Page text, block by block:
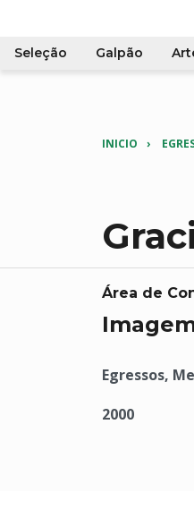
Seleção Galpão
INICIO
Área de
Egressos,
2000